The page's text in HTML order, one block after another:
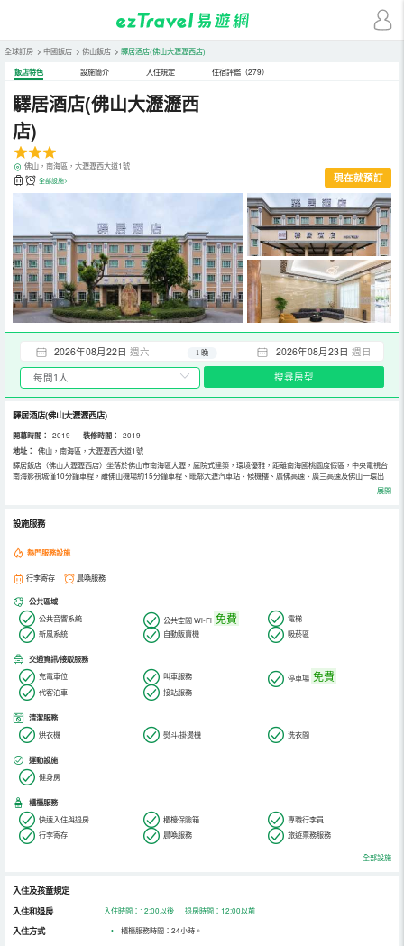
全球訂房 > 中國飯店 > 佛山飯店 > 驛居酒店(佛山大瀝瀝西店)
飯店特色 設施簡介 入住規定 住宿評鑑（279）
驛居酒店(佛山大瀝瀝西
店)
佛山，南海區，大瀝瀝西大道1號
全部設施> 現在就預訂
2026年08月22日 週六 2026年08月23日 週日
1 晚
搜尋房型
驛居酒店(佛山大瀝瀝西店)
開幕時間： 2019 裝修時間： 2019
地址：
佛山，南海區，大瀝瀝西大道1號
驛居飯店（佛山大瀝瀝西店）坐落於佛山市南海區大瀝，庭院式建築，環境優雅，距離南海國桃園度假區，中央電視台
南海影視城僅10分鐘車程，離佛山機場約15分鐘車程、毗鄰大瀝汽車站、候機樓、廣佛高速、廣三高速及佛山一環出
口，到廣州只需15分鐘車程、30分鐘左右即可到達廣州白雲機場及廣州琶洲國際會展中心。周邊有方便快捷的水、陸、
空交通，同時飯店擁有兩個可接待200人的多功能會議室和大型綠色環保停車場。乾淨整潔的客房，溫馨的服務、是您
展開
設施服務
熱門服務設施
行李寄存 晨喚服務
公共區域
公共音響系統 公共空間 Wi-Fi 免費
電梯
新風系統
自動販賣機 吸菸區
交通資訊/接駁服務
充電車位 叫車服務 停車場 免費
代客泊車 接站服務
清潔服務
烘衣機 熨斗/掛燙機 洗衣間
運動設施
健身房
櫃檯服務
快速入住與退房 櫃檯保險箱
專職行李員
行李寄存
晨喚服務 旅遊票務服務
全部設施
入住及孩童規定
入住和退房
入住時間：12:00以後 退房時間：12:00以前
入住方式 • 櫃檯服務時間：24小時。